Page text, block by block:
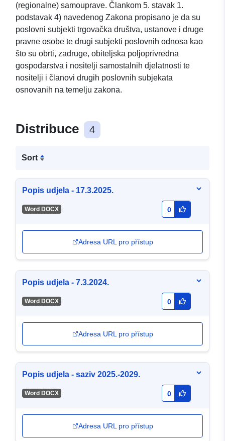
(regionalne) samouprave. Člankom 5. stavak 1.
podstavak 4) navedenog Zakona propisano je da su
poslovni subjekti trgovačka društva, ustanove i druge
pravne osobe te drugi subjekti poslovnih odnosa kao
što su obrti, zadruge, obiteljska poljoprivredna
gospodarstva i nositelji samostalnih djelatnosti te
nositelji i članovi drugih poslovnih subjekata
osnovanih na temelju zakona.
Distribuce 4
Sort
Popis udjela - 17.3.2025.
Word DOCX - 0
Adresa URL pro přístup
Popis udjela - 7.3.2024.
Word DOCX - 0
Adresa URL pro přístup
Popis udjela - saziv 2025.-2029.
Word DOCX - 0
Adresa URL pro přístup